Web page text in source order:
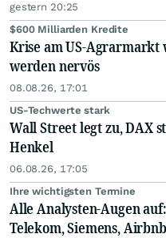
gestern 20:25
$600 Milliarden Kredite
Krise am US-Agrarmarkt
werden nervös
08.08.26, 17:01
US-Techwerte stark
Wall Street legt zu, DAX
Henkel
06.08.26, 17:05
Ihre wichtigsten Termine
Alle Analysten-Augen
Telekom, Siemens,